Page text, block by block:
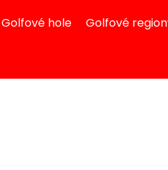
Golfové hole Golfové